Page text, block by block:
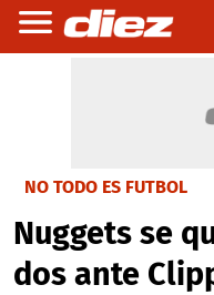
NO TODO ES FUTBOL
Nuggets se
dos ante